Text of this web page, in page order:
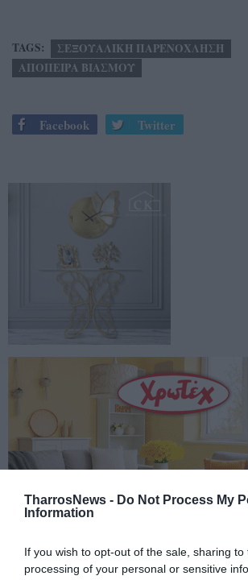
TharrosNews - Do Not Process My
Information
If you wish to opt-out of the sale, sharing
processing of your personal or sensitive
TAGS:
ΣΕΞΟΥΑΛΙΚΗ ΠΑΡΕΝΟΧΛΗΣΗ
ΑΠΟΠΕΙΡΑ ΒΙΑΣΜΟΥ
Facebook Twitter